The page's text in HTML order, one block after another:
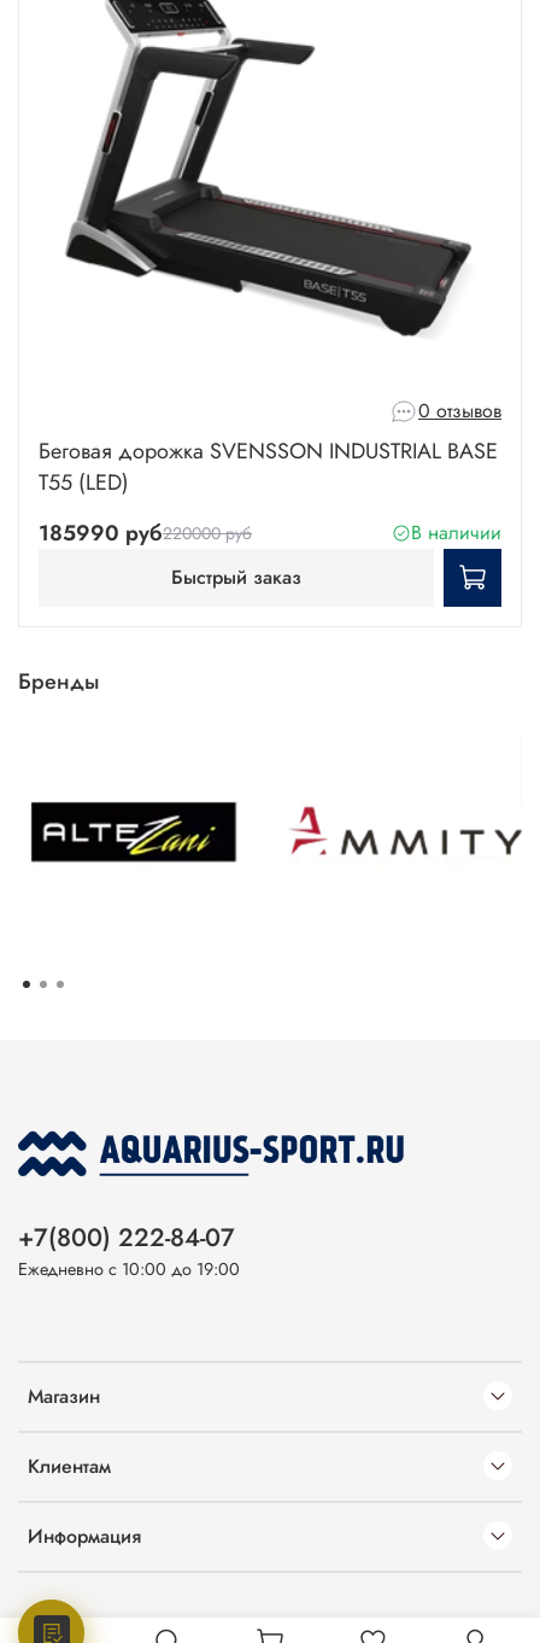
0 отзывов
Беговая дорожка SVENSSON INDUSTRIAL BASE
T55 (LED)
185990 руб220000 руб
В наличии
Быстрый заказ
Бренды
Магазин
Клиентам
Информация
+7(800) 222-84-07
Ежедневно с 10:00 до 19:00